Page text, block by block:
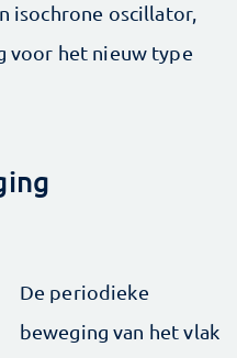
isochrone oscillator,
voor het nieuw type
De periodieke
beweging van het vlak